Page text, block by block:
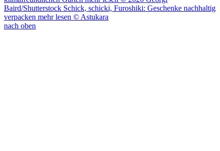
Baird/Shutterstock Schick, schicki, Furoshiki: Geschenke nachhaltig
verpacken mehr lesen © Astukara
nach oben